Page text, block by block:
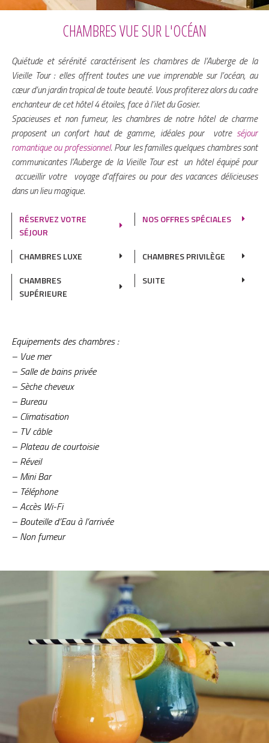
CHAMBRES VUE SUR L'OCÉAN
Quiétude et sérénité caractérisent les chambres de l’Auberge de la
Vieille Tour : elles offrent toutes une vue imprenable sur l’océan, au
cœur d’un jardin tropical de toute beauté. Vous profiterez alors du cadre
enchanteur de cet hôtel 4 étoiles, face à l’ilet du Gosier.
Spacieuses et non fumeur, les chambres de notre hôtel de charme
proposent un confort haut de gamme, idéales pour votre séjour
romantique ou professionnel. Pour les familles quelques chambres sont
communicantes l’Auberge de la Vieille Tour est un hôtel équipé pour
accueillir votre voyage d’affaires ou pour des vacances délicieuses
dans un lieu magique.
RÉSERVEZ VOTRE
SÉJOUR
NOS OFFRES SPÉCIALES
CHAMBRES LUXE
CHAMBRES PRIVILÈGE
CHAMBRES
SUPÉRIEURE
SUITE
Equipements des chambres :
– Vue mer
– Salle de bains privée
– Sèche cheveux
– Bureau
– Climatisation
– TV câble
– Plateau de courtoisie
– Réveil
– Mini Bar
– Téléphone
– Accès Wi-Fi
– Bouteille d’Eau à l’arrivée
– Non fumeur